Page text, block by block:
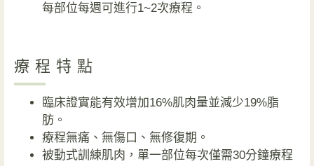
每部位每週可進行1~2次療程。
療程特點
臨床證實能有效增加16%肌肉量並減少19%脂
肪。
療程無痛、無傷口、無修復期。
被動式訓練肌肉，單一部位每次僅需30分鐘療程